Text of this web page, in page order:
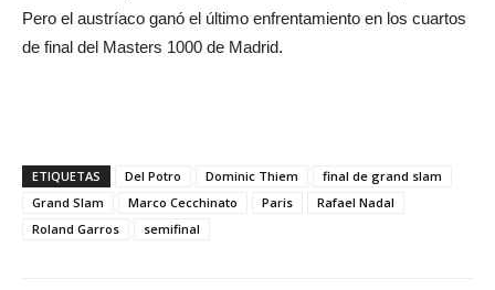
Pero el austríaco ganó el último enfrentamiento en los cuartos
de final del Masters 1000 de Madrid.
ETIQUETAS Del Potro Dominic Thiem
final de grand slam
Grand Slam
Marco Cecchinato Paris
Rafael Nadal
Roland Garros
semifinal